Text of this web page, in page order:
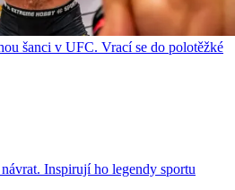
šanci v UFC. Vrací se do polotěžké
Inspirují ho legendy sportu